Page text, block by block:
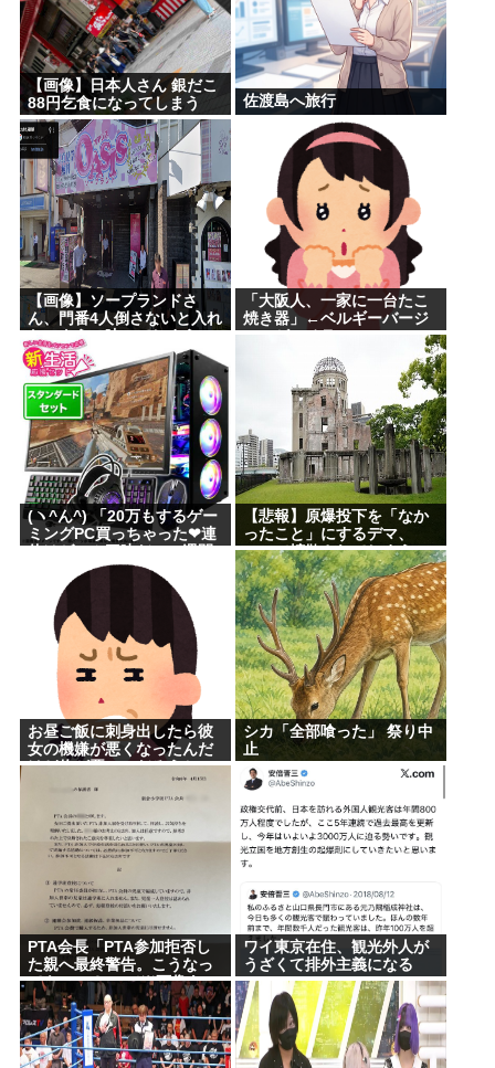
【画像】日本人さん 銀だこ
88円乞食になってしまう
佐渡島へ旅行
【画像】ソープランドさ
ん、門番4人倒さないと入れ
ないように映ってしまう
「大阪人、一家に一台たこ
焼き器」←ベルギーバージ
ョンがコチラ・・・・・・
(ヽ^ん^) 「20万もするゲー
ミングPC買っちゃった❤連
休はゲーム三昧だ」一週間
後「お届け物でーす」（ヽ
´ん`）「そう…」
【悲報】原爆投下を「なか
ったこと」にするデマ、
SNSで拡散されてしまう
お昼ご飯に刺身出したら彼
女の機嫌が悪くなったんだ
けど俺が悪いのだろうか
→…これアウト？
シカ「全部喰った」 祭り中
止
PTA会長「PTA参加拒否し
た親へ最終警告。こうなっ
てもいい？」 （※画像あ
り）
ワイ東京在住、観光外人が
うざくて排外主義になる
www